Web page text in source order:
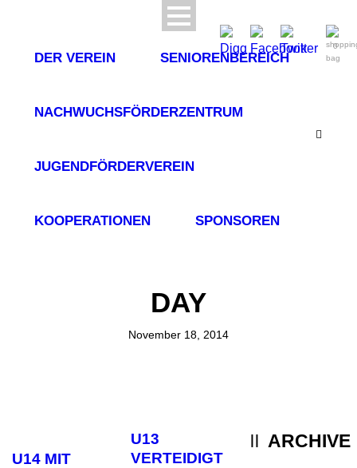
0
DER VEREIN SENIORENBEREICH
NACHWUCHSFÖRDERZENTRUM
JUGENDFÖRDERVEREIN
KOOPERATIONEN SPONSOREN
DAY
November 18, 2014
U14 MIT
U13
VERTEIDIGT
ARCHIVE